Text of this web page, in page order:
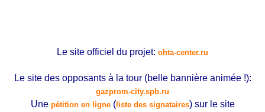
Le site officiel du projet: ohta-center.ru
Le site des opposants à la tour (belle bannière animée !):
gazprom-city.spb.ru
Une pétition en ligne( liste des signataires) sur le site